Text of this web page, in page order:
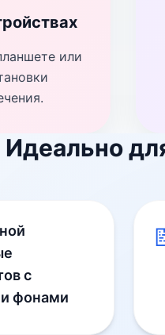
или
Идеально
с
фонами